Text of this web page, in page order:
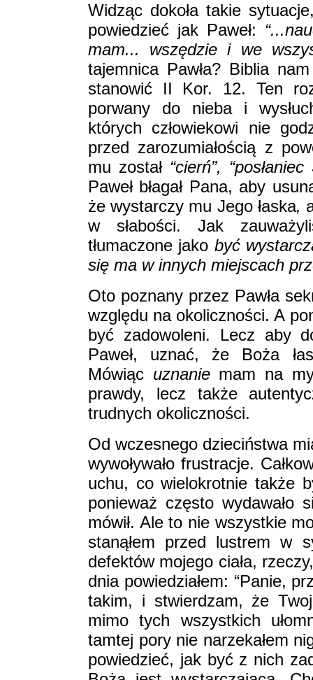
Widząc dokoła takie
powiedzieć jak Paweł:
mam... wszędzie i we
tajemnica Pawła? Biblia
stanowić II Kor. 12. Ten
porwany do nieba i
których człowiekowi nie
przed zarozumiałością z
mu został “cierń”,
Paweł błagał Pana, aby
że wystarczy mu Jego łaska,
w słabości. Jak
tłumaczone jako być
się ma w innych miejscach
Oto poznany przez Pawła
względu na okoliczności. A
być zadowoleni. Lecz aby
Paweł, uznać, że Boża
Mówiąc uznaniemam na
prawdy, lecz także
trudnych okoliczności.
Od wczesnego dzieciństwa
wywoływało frustracje.
uchu, co wielokrotnie także
ponieważ często
mówił. Ale to nie wszystkie
stanąłem przed lustrem w
defektów mojego ciała,
dnia powiedziałem: “Panie,
takim, i stwierdzam, że
mimo tych wszystkich
tamtej pory nie narzekałem
powiedzieć, jak być z nich